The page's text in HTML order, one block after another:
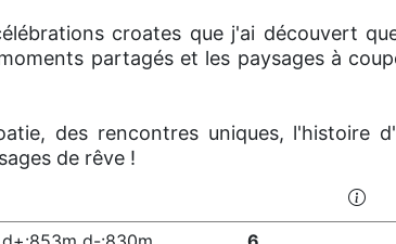
croates que j'ai découvert
partagés et les paysages à
des rencontres uniques, l'histoire
de rêve !